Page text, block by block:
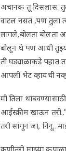
अचानक तू दिसलास.
वाटल नसतं ,पण तुला
लागले,बोलता बोलता
बोलून घे पण आधी
ती घड्याळाकडे पहात
आपली भेट व्हायची
मी तिला
आईस्क्रीम खाऊन
तरी सांगून जा, निनू..
कुणीतरी माझ्या